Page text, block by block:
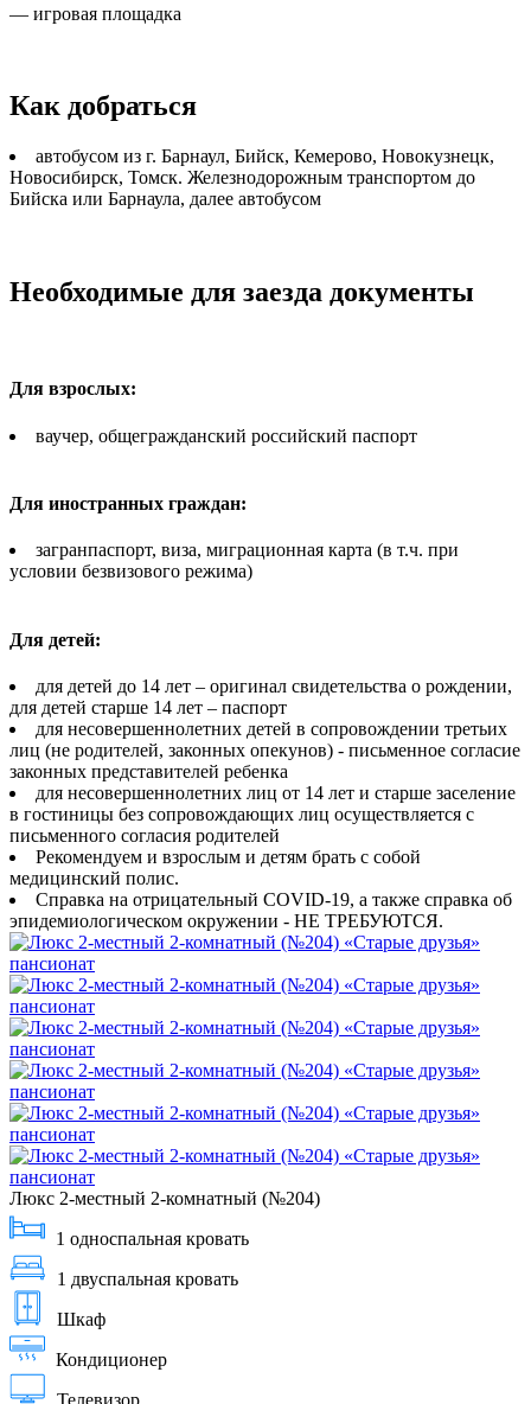
— игровая площадка
Как добраться
автобусом из г. Барнаул, Бийск, Кемерово, Новокузнецк,
Новосибирск, Томск. Железнодорожным транспортом до
Бийска или Барнаула, далее автобусом
Необходимые для заезда документы
Для взрослых:
ваучер, общегражданский российский паспорт
Для иностранных граждан:
загранпаспорт, виза, миграционная карта (в т.ч. при
условии безвизового режима)
Для детей:
для детей до 14 лет – оригинал свидетельства о рождении,
для детей старше 14 лет – паспорт
для несовершеннолетних детей в сопровождении третьих
лиц (не родителей, законных опекунов) - письменное согласие
законных представителей ребенка
для несовершеннолетних лиц от 14 лет и старше заселение
в гостиницы без сопровождающих лиц осуществляется с
письменного согласия родителей
Рекомендуем и взрослым и детям брать с собой
медицинский полис.
Справка на отрицательный COVID-19, а также справка об
эпидемиологическом окружении - НЕ ТРЕБУЮТСЯ.
Люкс 2-местный 2-комнатный (№204)
1 односпальная кровать
1 двуспальная кровать
Шкаф
Кондиционер
Телевизор